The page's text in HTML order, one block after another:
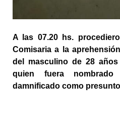
A las 07.20 hs.
Comisaria a la
del masculino de 28
quien fuera
damnificado como